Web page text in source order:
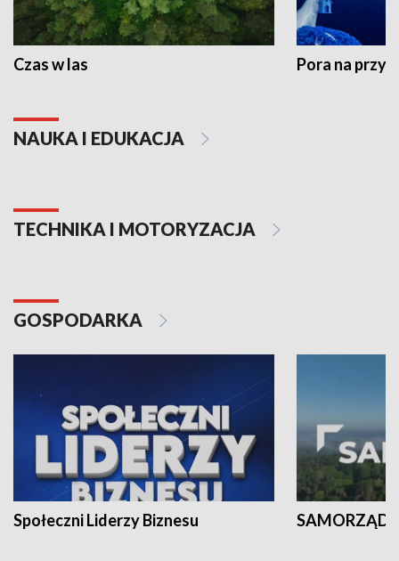
Czas w las Pora na
NAUKA I EDUKACJA
TECHNIKA I MOTORYZACJA
GOSPODARKA
Społeczni Liderzy Biznesu SAMORZĄD